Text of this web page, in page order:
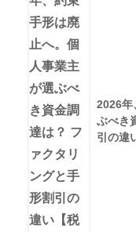
2026年
ぶべき
引の違